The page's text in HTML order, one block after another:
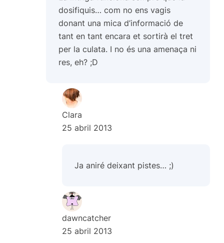
dosifiquis… com no ens vagis
donant una mica d’informació de
tant en tant encara et sortirà el tret
per la culata. I no és una amenaça ni
res, eh? ;D
Clara
25 abril 2013
Ja aniré deixant pistes… ;)
dawncatcher
25 abril 2013